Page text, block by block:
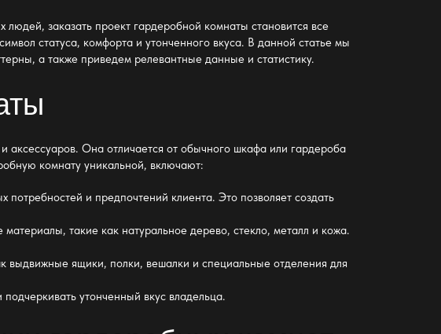
людей,заказать проект гардеробной комнаты становится все
статуса, комфорта и утонченного вкуса. В данной статье мы
а также приведем релевантные данные и статистику.
аксессуаров. Она отличается от обычного шкафа или гардероба
комнату уникальной, включают:
и предпочтений клиента. Это позволяет создать
такие как натуральное дерево, стекло, металл и кожа.
ящики, полки, вешалки и специальные отделения для
утонченный вкус владельца.